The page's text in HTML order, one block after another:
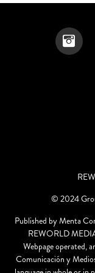
© 2024
Published by Menta
REWORLD
Webpage operated,
Comunicación y